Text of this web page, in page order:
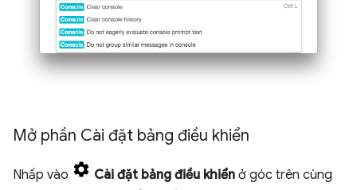
Mở phần Cài đặt bảng điều khiển
Nhấp vào Cài đặt bảng điều khiển ở góc trên cùng